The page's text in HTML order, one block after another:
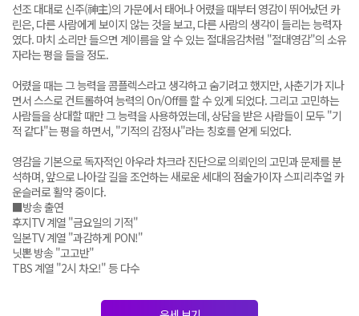
선조 대대로 신주(神主)의 가문에서 태어나 어렸을 때부터 영감이 뛰어났던 카
린은, 다른 사람에게 보이지 않는 것을 보고, 다른 사람의 생각이 들리는 능력자
였다. 마치 소리만 들으면 계이름을 알 수 있는 절대음감처럼 "절대영감"의 소유
자라는 평을 들을 정도.
어렸을 때는 그 능력을 콤플렉스라고 생각하고 숨기려고 했지만, 사춘기가 지나
면서 스스로 컨트롤하여 능력의 On/Off를 할 수 있게 되었다. 그리고 고민하는
사람들을 상대할 때만 그 능력을 사용하였는데, 상담을 받은 사람들이 모두 "기
적 같다"는 평을 하면서, "기적의 감정사"라는 칭호를 얻게 되었다.
영감을 기본으로 독자적인 아우라 차크라 진단으로 의뢰인의 고민과 문제를 분
석하며, 앞으로 나아갈 길을 조언하는 새로운 세대의 점술가이자 스피리추얼 카
운슬러로 활약 중이다.
■방송 출연
후지TV 계열 "금요일의 기적"
일본TV 계열 "과감하게 PON!"
닛뽄 방송 "고고반"
TBS 계열 "2시 차오!" 등 다수